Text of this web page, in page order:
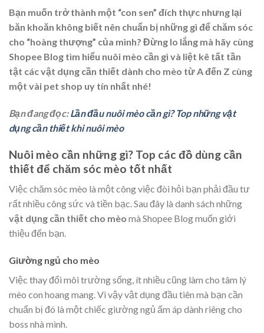
Bạn muốn trở thành một “con sen” đích thực nhưng lại
băn khoăn không biết nên chuẩn bị những gì để chăm sóc
cho “hoàng thượng” của mình? Đừng lo lắng mà hãy cùng
Shopee Blog tìm hiểu nuôi mèo cần gì và liệt kê tất tần
tật các vật dụng cần thiết dành cho mèo từ A đến Z cùng
một vài pet shop uy tín nhất nhé!
Bạn đang đọc:Lần đầu nuôi mèo cần gì? Top những vật
dụng cần thiết khi nuôi mèo
Nuôi mèo cần những gì? Top các đồ dùng cần
thiết để chăm sóc mèo tốt nhất
Việc chăm sóc mèo là một công việc đòi hỏi bạn phải đầu tư
rất nhiều công sức và tiền bạc. Sau đây là danh sách những
vật dụng cần thiết cho mèo mà Shopee Blog muốn giới
thiệu đến bạn.
Giường ngủ cho mèo
Việc thay đổi môi trường sống, ít nhiều cũng làm cho tâm lý
mèo con hoang mang. Vì vậy vật dụng đầu tiên mà bạn cần
chuẩn bị đó là một chiếc giường ngủ ấm áp dành riêng cho
boss nhà mình.